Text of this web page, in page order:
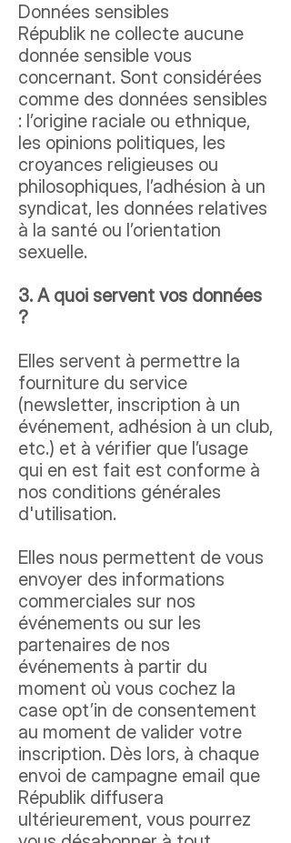
Données sensibles
Républik ne collecte aucune
donnée sensible vous
concernant. Sont considérées
comme des données sensibles
: l’origine raciale ou ethnique,
les opinions politiques, les
croyances religieuses ou
philosophiques, l’adhésion à un
syndicat, les données relatives
à la santé ou l’orientation
sexuelle.
3. A quoi servent vos données
?
Elles servent à permettre la
fourniture du service
(newsletter, inscription à un
événement, adhésion à un club,
etc.) et à vérifier que l’usage
qui en est fait est conforme à
nos conditions générales
d'utilisation.
Elles nous permettent de vous
envoyer des informations
commerciales sur nos
événements ou sur les
partenaires de nos
événements à partir du
moment où vous cochez la
case opt’in de consentement
au moment de valider votre
inscription. Dès lors, à chaque
envoi de campagne email que
Républik diffusera
ultérieurement, vous pourrez